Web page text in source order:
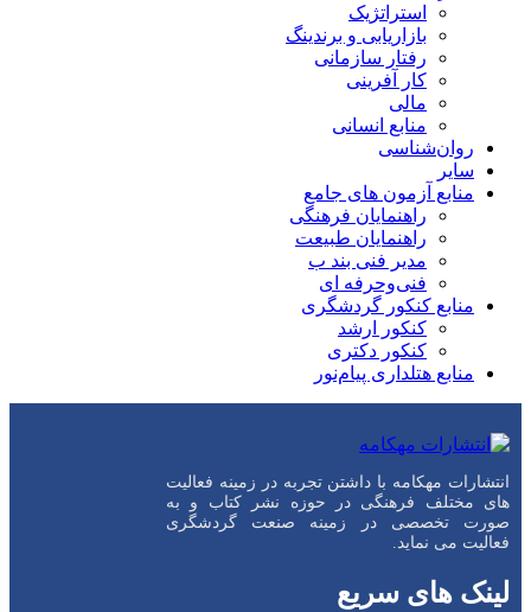
استراتژیک
بازاریابی و برندینگ
رفتار سازمانی
کار آفرینی
مالی
منابع انسانی
روان‌شناسی
سایر
منابع آزمون های جامع
راهنمایان فرهنگی
راهنمایان طبیعت
مدیر فنی بند ب
فنی‌وحرفه‌ ای
منابع کنکور گردشگری
کنکور ارشد
کنکور دکتری
منابع هتلداری پیام‌نور
انتشارات مهکامه با داشتن تجربه در زمینه فعالیت
های مختلف فرهنگی در حوزه نشر کتاب و به
صورت تخصصی در زمینه صنعت گردشگری
فعالیت می نماید.
لینک های سریع